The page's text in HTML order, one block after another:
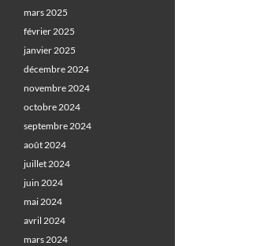
mars 2025
février 2025
janvier 2025
décembre 2024
novembre 2024
octobre 2024
septembre 2024
août 2024
juillet 2024
juin 2024
mai 2024
avril 2024
mars 2024